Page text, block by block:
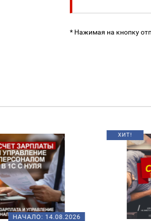
* Нажимая на кнопку
НАЧАЛО:14.08.2026